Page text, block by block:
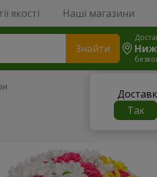
якості Наші магазини
Знайти
Так